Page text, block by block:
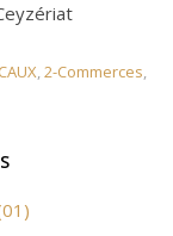
,2-Commerces,